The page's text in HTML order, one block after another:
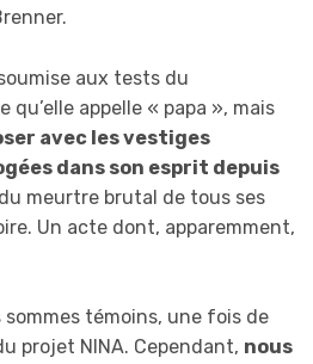
aux tests du
appelle « papa », mais
avec les vestiges
dans son esprit depuis
du meurtre brutal de tous ses
Un acte dont, apparemment,
témoins, une fois de
projet NINA. Cependant, nous